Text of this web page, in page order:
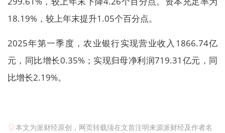
18.19%，较上年末提升1.05个百分点。
2025年第一季度，农业银行实现营业收入1866.74亿
元，同比增长0.35%；实现归母净利润719.31亿元，同
比增长2.19%。
本文为派财经原创，网页转载须在文首注明来源派财经及作者名